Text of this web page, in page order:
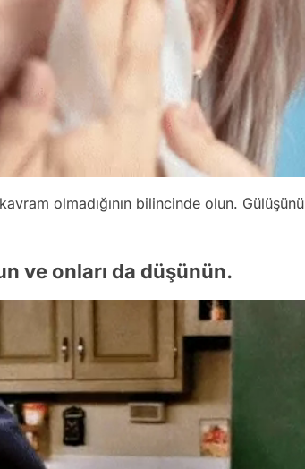
olmadığının bilincinde olun. Gülüşünü
ve onları da düşünün.